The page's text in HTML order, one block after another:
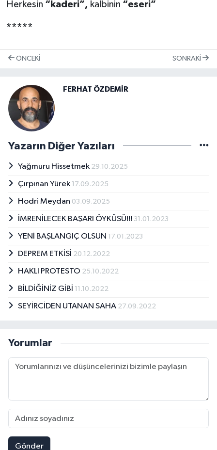
Herkesin “kaderi”, kalbinin “eseri”
*****
ÖNCEKI SONRAKI
FERHAT ÖZDEMİR
Yazarın Diğer Yazıları
Yağmuru Hissetmek 29.10.2025
Çırpınan Yürek 17.09.2025
Hodri Meydan 03.09.2025
İMRENİLECEK BAŞARI ÖYKÜSÜ!!! 31.01.2023
YENİ BAŞLANGIÇ OLSUN 17.01.2023
DEPREM ETKİSİ 20.12.2022
HAKLI PROTESTO 25.10.2022
BİLDİĞİNİZ GİBİ 11.10.2022
SEYİRCİDEN UTANAN SAHA 27.09.2022
Yorumlar
Gönder